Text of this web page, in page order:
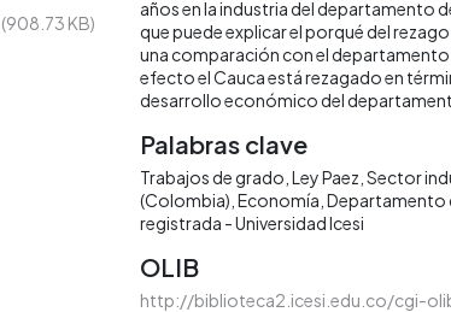
(908.73 KB)
años en la industria del departamento
que puede explicar el porqué del
una comparación con el departamento
efecto el Cauca está rezagado en
desarrollo económico del
Palabras clave
Trabajos de grado Ley Paez Sector
(Colombia) Economía Departamento
registrada - Universidad Icesi
OLIB
http://biblioteca2.icesi.edu.co/cgi-